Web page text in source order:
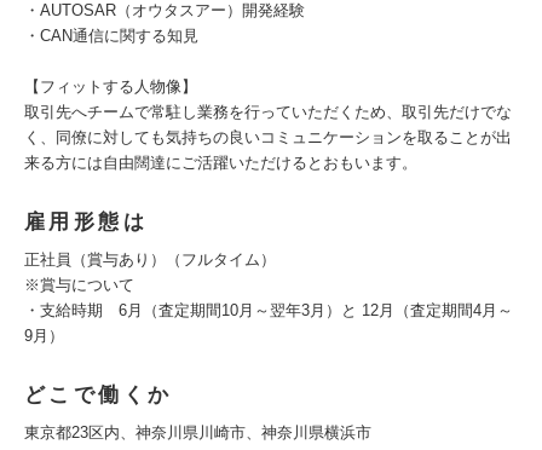
・AUTOSAR（オウタスアー）開発経験
・CAN通信に関する知見
【フィットする人物像】
取引先へチームで常駐し業務を行っていただくため、取引先だけでな
く、同僚に対しても気持ちの良いコミュニケーションを取ることが出
来る方には自由闊達にご活躍いただけるとおもいます。
雇用形態は
正社員（賞与あり）（フルタイム）
※賞与について
・支給時期 6月（査定期間10月～翌年3月）と 12月（査定期間4月～
9月）
どこで働くか
東京都23区内、神奈川県川崎市、神奈川県横浜市